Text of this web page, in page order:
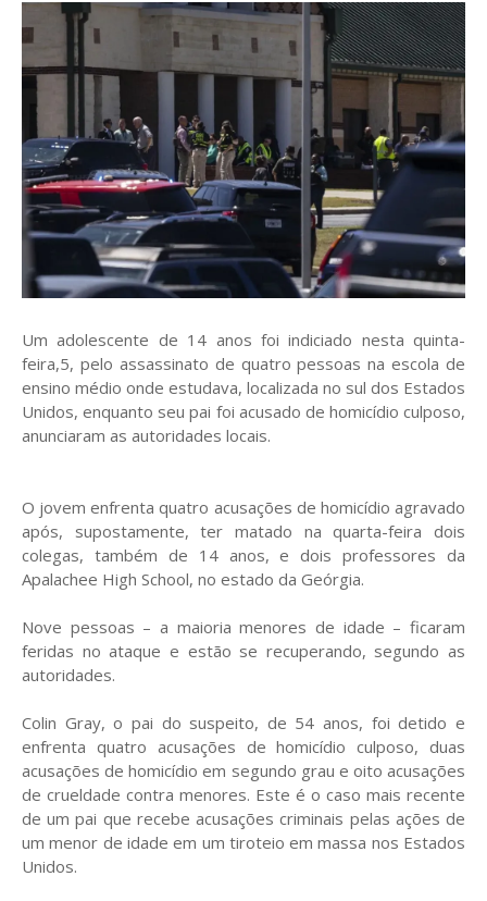
Um adolescente de 14 anos foi indiciado nesta quinta-
feira,5, pelo assassinato de quatro pessoas na escola de
ensino médio onde estudava, localizada no sul dos Estados
Unidos, enquanto seu pai foi acusado de homicídio culposo,
anunciaram as autoridades locais.
O jovem enfrenta quatro acusações de homicídio agravado
após, supostamente, ter matado na quarta-feira dois
colegas, também de 14 anos, e dois professores da
Apalachee High School, no estado da Geórgia.
Nove pessoas – a maioria menores de idade – ficaram
feridas no ataque e estão se recuperando, segundo as
autoridades.
Colin Gray, o pai do suspeito, de 54 anos, foi detido e
enfrenta quatro acusações de homicídio culposo, duas
acusações de homicídio em segundo grau e oito acusações
de crueldade contra menores. Este é o caso mais recente
de um pai que recebe acusações criminais pelas ações de
um menor de idade em um tiroteio em massa nos Estados
Unidos.